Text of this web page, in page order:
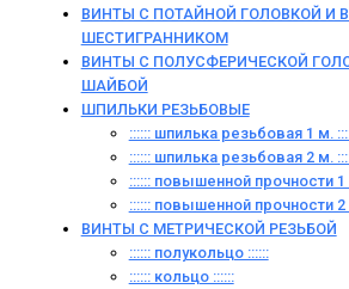
ВИНТЫ С ПОТАЙНОЙ ГОЛОВКОЙ И
ШЕСТИГРАННИКОМ
ВИНТЫ С ПОЛУСФЕРИЧЕСКОЙ
ШАЙБОЙ
ШПИЛЬКИ РЕЗЬБОВЫЕ
:::::: шпилька резьбовая 1 м.
:::::: шпилька резьбовая 2 м.
:::::: повышенной прочности 1
:::::: повышенной прочности 2
ВИНТЫ C МЕТРИЧЕСКОЙ РЕЗЬБОЙ
:::::: полукольцо ::::::
:::::: кольцо ::::::